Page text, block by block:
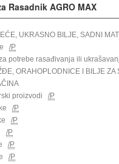
Rasadnik AGRO MAX
UKRASNO BILJE, SADNI
/P
potrebe rasađivanja ili
ORAHOPLODNICE I BILJE ZA
proizvodi
/P
/P
/P
/P
/P
/P